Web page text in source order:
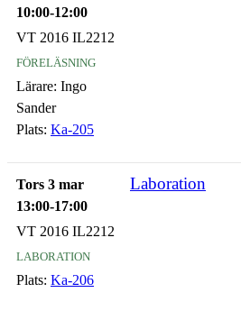
10:00-12:00
VT 2016 IL2212
föreläsning
Lärare: Ingo
Sander
Plats: Ka-205
Tors 3 mar
13:00-17:00
Laboration
VT 2016 IL2212
laboration
Plats: Ka-206